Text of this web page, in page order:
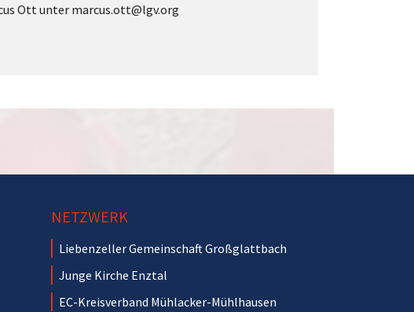
Ott unter marcus.ott@lgv.org
NETZWERK
Liebenzeller Gemeinschaft Großglattbach
Junge Kirche Enztal
EC-Kreisverband Mühlacker-Mühlhausen